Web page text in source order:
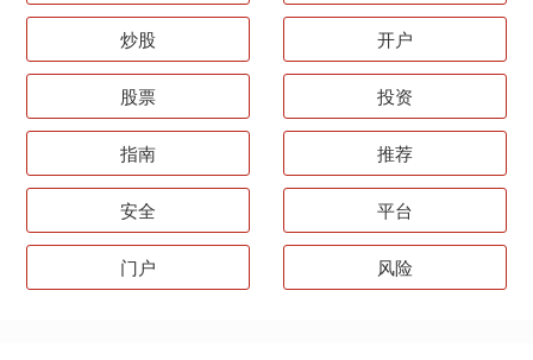
炒股 开户
股票 投资
指南 推荐
安全 平台
门户 风险